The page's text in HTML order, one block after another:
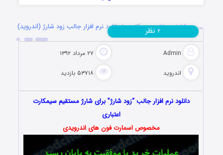
شارژ مستقیم سیمکارت با دانلود نرم افزار جالب زود شارژ (اندروید)
Admin ۲۷ مرداد ۱۳۹۲
اندروید ۵۳۷۱۸ بازدید
۲ نظر
دانلود نرم افزار جالب “زود شارژ” برای شارژ مستقیم سیمکارت
اعتباری
مخصوص اسمارت فون های اندرویدی